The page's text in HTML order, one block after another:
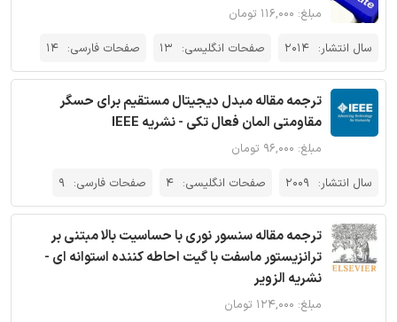
مبلغ: ۱۱۶,۰۰۰ تومان
سال انتشار: 2014 صفحات انگلیسی: 13 صفحات فارسی: 14
ترجمه مقاله مبدل دیجیتال مستقیم برای حسگر
مقاومتی المان فعال تکی‌ - نشریه IEEE
مبلغ: ۹۶,۰۰۰ تومان
سال انتشار: 2009 صفحات انگلیسی: 4 صفحات فارسی: 9
ترجمه مقاله سنسور نوری با حساسیت بالا مبتنی بر
ترانزیستور ماسفت با گیت احاطه کننده استوانه ای -
نشریه الزویر
مبلغ: ۱۲۴,۰۰۰ تومان